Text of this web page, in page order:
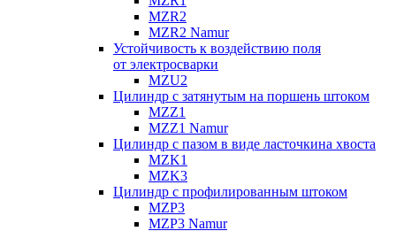
MZR2
MZR2 Namur
Устойчивость к воздействию поля
от электросварки
MZU2
Цилиндр с затянутым на поршень штоком
MZZ1
MZZ1 Namur
Цилиндр с пазом в виде ласточкина хвоста
MZK1
MZK3
Цилиндр с профилированным штоком
MZP3
MZP3 Namur